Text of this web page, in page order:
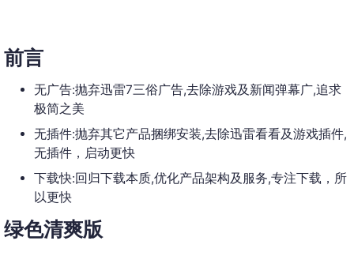
前言
无广告:抛弃迅雷7三俗广告,去除游戏及新闻弹幕广,追求
极简之美
无插件:抛弃其它产品捆绑安装,去除迅雷看看及游戏插件,
无插件，启动更快
下载快:回归下载本质,优化产品架构及服务,专注下载，所
以更快
绿色清爽版